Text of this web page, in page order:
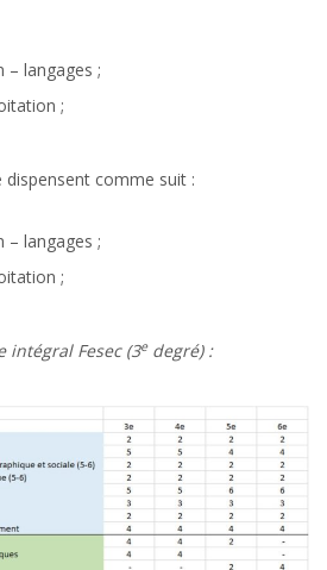
– langages ;
;
dispensent comme suit :
– langages ;
;
intégral Fesec (3edegré) :